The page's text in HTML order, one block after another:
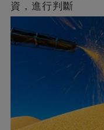
資，進行判斷